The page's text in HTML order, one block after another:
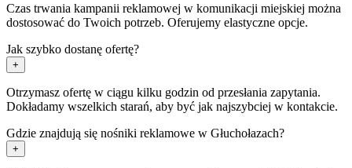
Czas trwania kampanii reklamowej w komunikacji miejskiej można
dostosować do Twoich potrzeb. Oferujemy elastyczne opcje.
Jak szybko dostanę ofertę?
+
Otrzymasz ofertę w ciągu kilku godzin od przesłania zapytania.
Dokładamy wszelkich starań, aby być jak najszybciej w kontakcie.
Gdzie znajdują się nośniki reklamowe w Głuchołazach?
+